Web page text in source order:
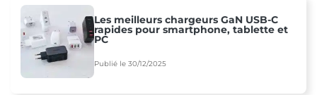
Les meilleurs chargeurs GaN USB-C
rapides pour smartphone, tablette et
PC
Publié le 30/12/2025